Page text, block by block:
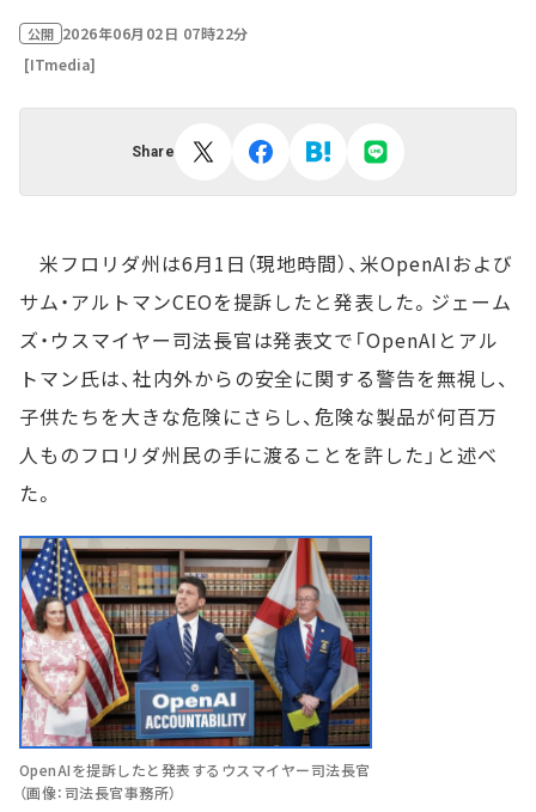
公開 2026年06月02日 07時22分
[ITmedia]
Share
米フロリダ州は6月1日（現地時間）、米OpenAIおよび
サム・アルトマンCEOを提訴したと発表した。ジェーム
ズ・ウスマイヤー司法長官は発表文で「OpenAIとアル
トマン氏は、社内外からの安全に関する警告を無視し、
子供たちを大きな危険にさらし、危険な製品が何百万
人ものフロリダ州民の手に渡ることを許した」と述べ
た。
OpenAIを提訴したと発表するウスマイヤー司法長官
（画像：司法長官事務所）